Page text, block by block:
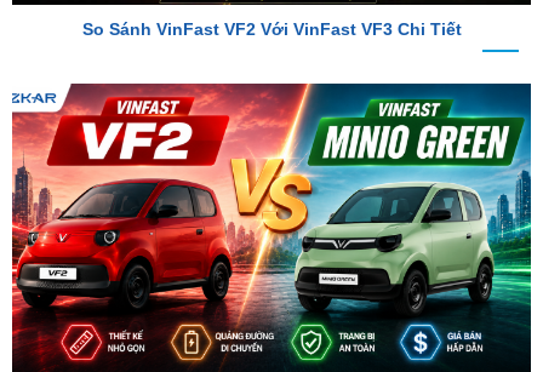
So Sánh VinFast VF2 Với VinFast Minio Green Chi Tiết